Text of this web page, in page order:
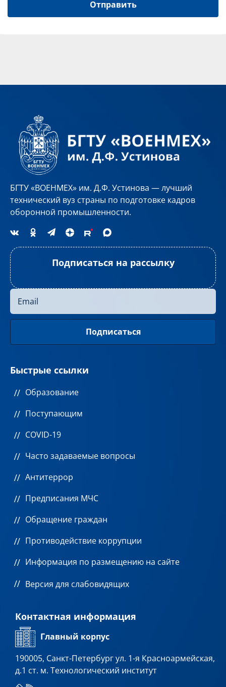
БГТУ «ВОЕНМЕХ» им. Д.Ф. Устинова — лучший
технический вуз страны по подготовке кадров
оборонной промышленности.
Подписаться на рассылку
Быстрые ссылки
Образование
Поступающим
COVID-19
Часто задаваемые вопросы
Антитеррор
Предписания МЧС
Обращение граждан
Противодействие коррупции
Информация по размещению на сайте
Версия для слабовидящих
Контактная информация
Главный корпус
190005, Санкт-Петербург ул. 1-я Красноармейская,
д.1 ст. м. Технологический институт